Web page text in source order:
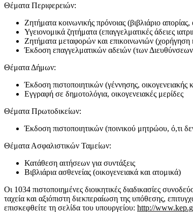
Θέματα Περιφερειών:
Ζητήματα κοινωνικής πρόνοιας (βιβλιάριο
Υγειονομικά ζητήματα (επαγγελματικές άδειες
Ζητήματα μεταφορών και επικοινωνιών
Έκδοση επαγγελματικών αδειών (των
Θέματα Δήμων:
Έκδοση πιστοποιητικών (γέννησης, οικογενειακής
Εγγραφή σε δημοτολόγια, οικογενειακές μερίδες
Θέματα Πρωτοδικείων:
Έκδοση πιστοποιητικών (ποινικού μητρώου, ό,τι
Θέματα Ασφαλιστικών Ταμείων:
Κατάθεση αιτήσεων για συντάξεις
Βιβλιάρια ασθενείας (οικογενειακά και ατομικά)
Οι 1034 πιστοποιημένες διοικητικές διαδικασίες
ταχεία και αξιόπιστη διεκπεραίωση της υπόθεσης,
επισκεφθείτε τη σελίδα του υπουργείου: http://